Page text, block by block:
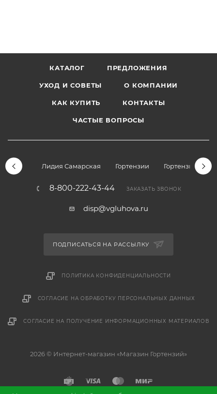
КАТАЛОГ ПРЕДЛОЖЕНИЯ
УХОД И СОВЕТЫ О КОМПАНИИ
КАК КУПИТЬ КОНТАКТЫ
ЧАСТЫЕ ВОПРОСЫ
Лидия Самарская Гортензии Гортензии
8-800-222-43-44 ЗАКАЗАТЬ ЗВОНОК
disp@vgluhova.ru
ПОДПИСАТЬСЯ НА РАССЫЛКУ
ПОЛИТИКА КОНФИДЕНЦИАЛЬНОСТИ
СОГЛАСИЕ НА ОБРАБОТКУ ПЕРСОНАЛЬНЫХ ДАННЫХ
СОГЛАСИЕ НА ПОЛУЧЕНИЕ ИНФОРМАЦИОННЫХ МАТЕРИАЛОВ
2026 © Интернет-магазин «Магазин Гортензий»